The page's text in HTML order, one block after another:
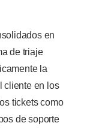
en
de triaje
la
cliente en los
tickets como
de soporte